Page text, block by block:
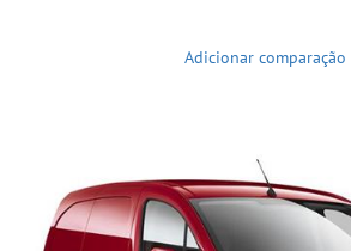
Adicionar comparação